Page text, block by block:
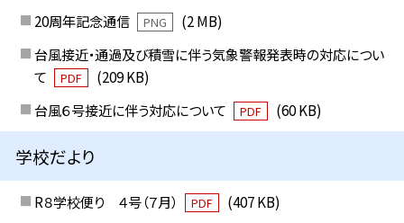
20周年記念通信 PNG
(2 MB)
台風接近・通過及び積雪に伴う気象警報発表時の対応につい
て
PDF
(209 KB)
台風６号接近に伴う対応について
PDF (60 KB)
学校だより
R８学校便り ４号（７月） PDF (407 KB)